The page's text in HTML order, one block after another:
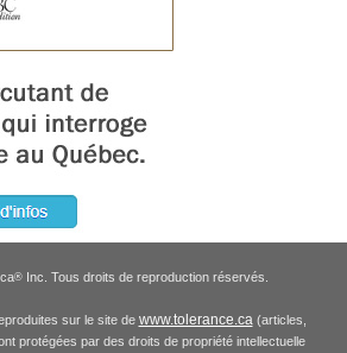
®Inc. Tous droits de reproduction réservés.
sur le site de www.tolerance.ca(articles,
protégées par des droits de propriété intellectuelle